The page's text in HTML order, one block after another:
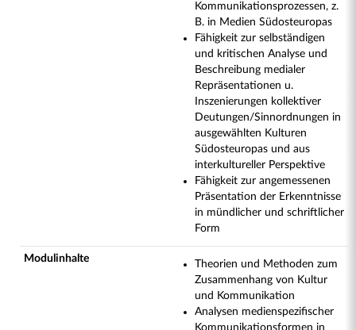
Kommunikationsprozessen, z.
B. in Medien Südosteuropas
Fähigkeit zur selbständigen
und kritischen Analyse und
Beschreibung medialer
Repräsentationen u.
Inszenierungen kollektiver
Deutungen/Sinnordnungen in
ausgewählten Kulturen
Südosteuropas und aus
interkultureller Perspektive
Fähigkeit zur angemessenen
Präsentation der Erkenntnisse
in mündlicher und schriftlicher
Form
Modulinhalte
Theorien und Methoden zum
Zusammenhang von Kultur
und Kommunikation
Analysen medienspezifischer
Kommunikationsformen in